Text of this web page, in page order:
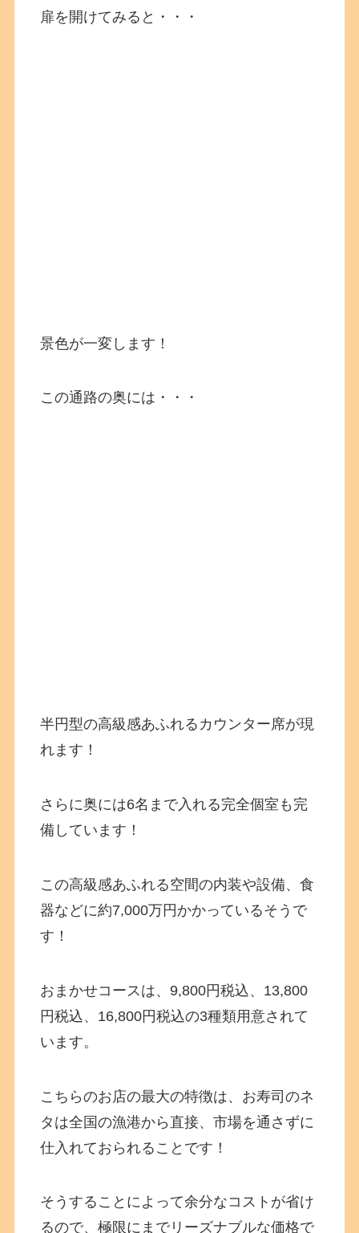
扉を開けてみると・・・
景色が一変します！
この通路の奥には・・・
半円型の高級感あふれるカウンター席が現
れます！
さらに奥には6名まで入れる完全個室も完
備しています！
この高級感あふれる空間の内装や設備、食
器などに約7,000万円かかっているそうで
す！
おまかせコースは、9,800円税込、13,800
円税込、16,800円税込の3種類用意されて
います。
こちらのお店の最大の特徴は、お寿司のネ
タは全国の漁港から直接、市場を通さずに
仕入れておられることです！
そうすることによって余分なコストが省け
るので、極限にまでリーズナブルな価格で